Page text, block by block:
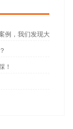
例，我们发现大家都踩
！